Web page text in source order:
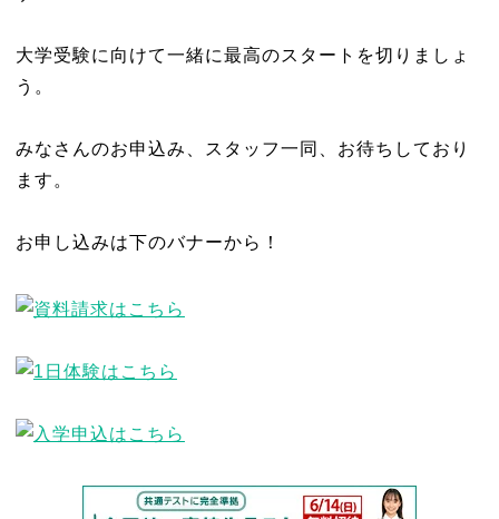
大学受験に向けて一緒に最高のスタートを切りましょ
う。
みなさんのお申込み、スタッフ一同、お待ちしており
ます。
お申し込みは下のバナーから！